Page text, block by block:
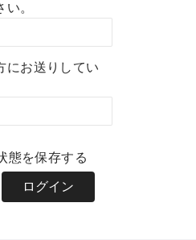
。
お送りしてい
態を保存する